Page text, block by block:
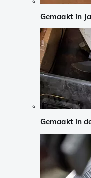
Gemaakt in
Gemaakt in